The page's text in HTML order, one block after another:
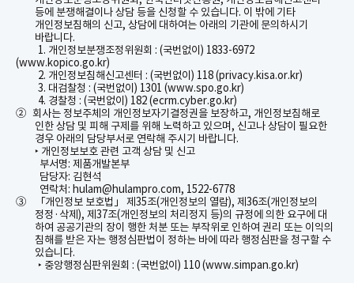
등에 분쟁해결이나 상담 등을 신청할 수 있습니다. 이 밖에 기타
개인정보침해의 신고, 상담에 대하여는 아래의 기관에 문의하시기
바랍니다.
1. 개인정보분쟁조정위원회 : (국번없이) 1833-6972
(www.kopico.go.kr)
2. 개인정보침해신고센터 : (국번없이) 118 (privacy.kisa.or.kr)
3. 대검찰청 : (국번없이) 1301 (www.spo.go.kr)
4. 경찰청 : (국번없이) 182 (ecrm.cyber.go.kr)
② 회사는 정보주체의 개인정보자기결정권을 보장하고, 개인정보침해로
인한 상담 및 피해 구제를 위해 노력하고 있으며, 신고나 상담이 필요한
경우 아래의 담당부서로 연락해 주시기 바랍니다.
‣ 개인정보보호 관련 고객 상담 및 신고
부서명: 제품개발본부
담당자: 김현석
연락처 : hulam@hulampro.com, 1522-6778
③
「개인정보 보호법」 제 35조(개인정보의 열람), 제 36조(개인정보의
정정 · 삭제 ), 제 37조(개인정보의 처리정지 등)의 규정에 의한 요구에 대
하여 공공기관의 장이 행한 처분 또는 부작위로 인하여 권리 또는 이익의
침해를 받은 자는 행정심판법이 정하는 바에 따라 행정심판을 청구할 수
있습니다.
‣ 중앙행정심판위원회 : (국번없이) 110 (www.simpan.go.kr)